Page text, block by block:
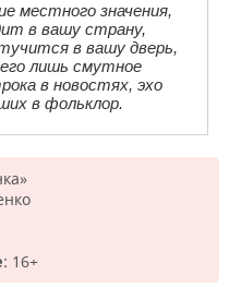
местного значения,
в вашу страну,
в вашу дверь,
лишь смутное
в новостях, эхо
в фольклор.
16+